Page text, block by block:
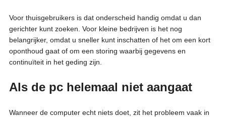
Voor thuisgebruikers is dat onderscheid handig omdat u dan
gerichter kunt zoeken. Voor kleine bedrijven is het nog
belangrijker, omdat u sneller kunt inschatten of het om een kort
oponthoud gaat of om een storing waarbij gegevens en
continuïteit in het geding zijn.
Als de pc helemaal niet aangaat
Wanneer de computer echt niets doet, zit het probleem vaak in